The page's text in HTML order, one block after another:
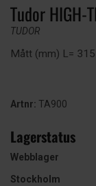
Tudor HIGH-
TUDOR
Mått (mm) L=
Artnr: TA900
Lagerstatus
Webblager
Stockholm